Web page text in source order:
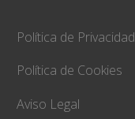
Política de Privacidad
Política de Cookies
Aviso Legal